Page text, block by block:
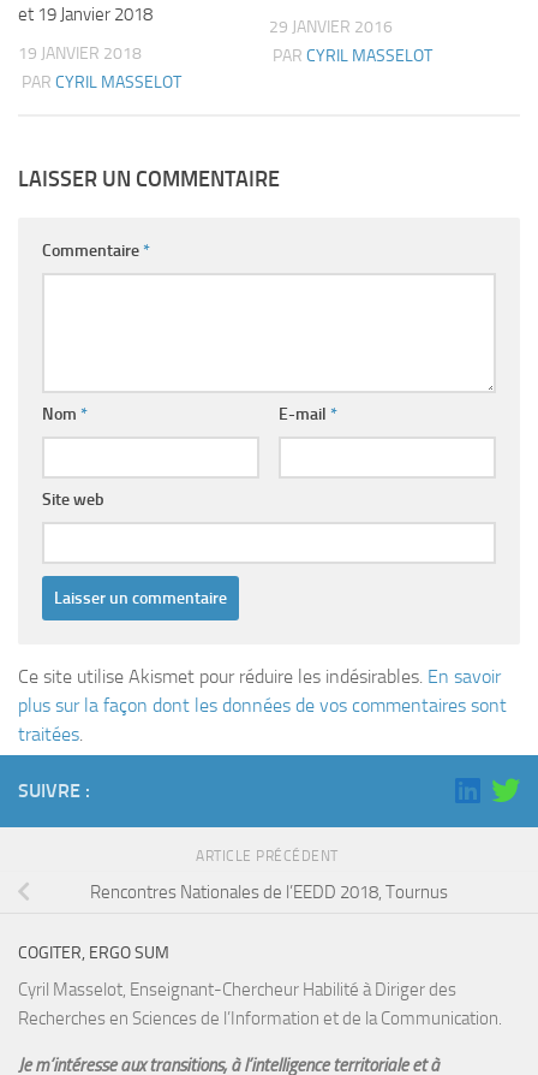
et 19 Janvier 2018
19 JANVIER 2018
PAR CYRIL MASSELOT
29 JANVIER 2016
PAR CYRIL MASSELOT
LAISSER UN COMMENTAIRE
Commentaire*
Nom * E-mail *
Site web
Ce site utilise Akismet pour réduire les indésirables. En savoir
plus sur la façon dont les données de vos commentaires sont
traitées.
SUIVRE :
ARTICLE PRÉCÉDENT
Rencontres Nationales de l’EEDD 2018, Tournus
COGITER, ERGO SUM
Cyril Masselot, Enseignant-Chercheur Habilité à Diriger des
Recherches en Sciences de l’Information et de la Communication.
Je m’intéresse aux transitions, à l’intelligence territoriale et à